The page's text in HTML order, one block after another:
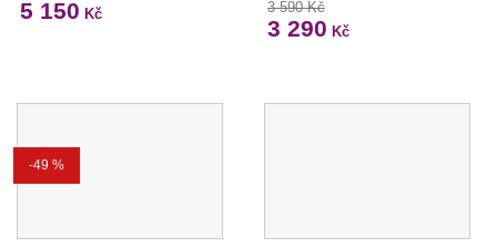
5 150 Kč 3 590 Kč
3 290 Kč
-49 %